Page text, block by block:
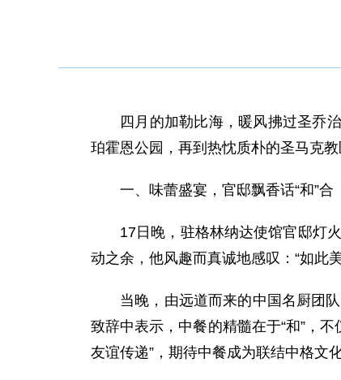
四月的加勒比海，暖风拂过圣乔
珀霍恩公园，再到热忱质朴的圣马克
一、味蕾盛宴，官邸飘香话“和”合
17日晚，驻格林纳达使馆官邸灯
动之余，他风趣而真诚地感叹：“如此
当晚，由远道而来的中国名厨团
致辞中表示，中餐的精髓在于“和”，
友谊传递”，期待中餐成为联结中格文